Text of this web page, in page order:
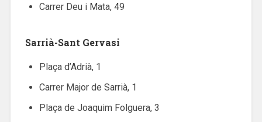
Carrer Deu i Mata, 49
Sarrià-Sant Gervasi
Plaça d’Adrià, 1
Carrer Major de Sarrià, 1
Plaça de Joaquim Folguera, 3